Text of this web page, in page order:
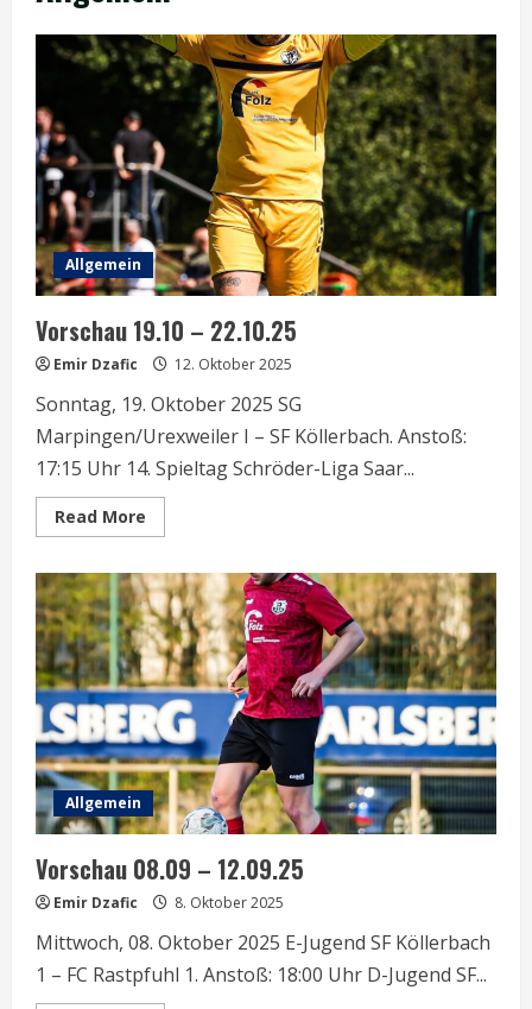
Allgemein
Vorschau 19.10 – 22.10.25
Emir Dzafic 12. Oktober 2025
Sonntag, 19. Oktober 2025 SG
Marpingen/Urexweiler I – SF Köllerbach. Anstoß:
17:15 Uhr 14. Spieltag Schröder-Liga Saar...
Read More
more
19.10
–
22.10.25
Allgemein
Vorschau 08.09 – 12.09.25
Emir Dzafic 8. Oktober 2025
Mittwoch, 08. Oktober 2025 E-Jugend SF Köllerbach
1 – FC Rastpfuhl 1. Anstoß: 18:00 Uhr D-Jugend SF...